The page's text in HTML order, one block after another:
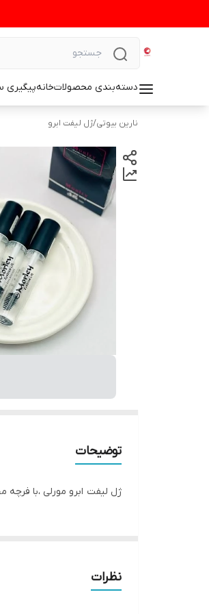
دسته‌بندی محصولاتخانهپیگیری
نارین بیوتی/ژل لیفت ابرو
توضیحات
ژل لیفت ابرو مورلی ،با
نظرات